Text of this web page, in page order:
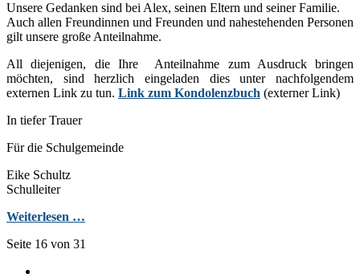
Unsere Gedanken sind bei Alex, seinen Eltern und seiner Familie.
Auch allen Freundinnen und Freunden und nahestehenden Personen
gilt unsere große Anteilnahme.
All diejenigen, die Ihre Anteilnahme zum Ausdruck bringen
möchten, sind herzlich eingeladen dies unter nachfolgendem
externen Link zu tun. Link zum Kondolenzbuch (externer Link)
In tiefer Trauer
Für die Schulgemeinde
Eike Schultz
Schulleiter
Weiterlesen …
Seite 16 von 31